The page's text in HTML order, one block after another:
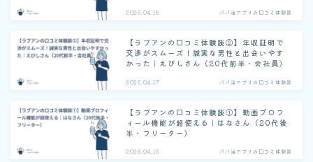
2026.04.18 パパ活アプリの口コミ体験談
【ラブアンの口コミ体験談②】年収証明で
交渉がスムーズ！誠実な男性と出会いやす
かった｜えびしさん（20代前半・会社員）
2026.04.17 パパ活アプリの口コミ体験談
【ラブアンの口コミ体験談①】動画プロフ
ィール機能が超使える｜はなさん（20代後
半・フリーター）
2026.04.16 パパ活アプリの口コミ体験談